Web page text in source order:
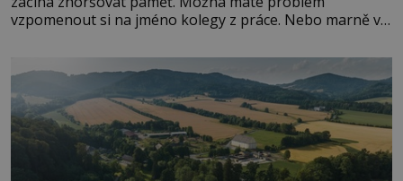
vzpomenout si na jméno kolegy z práce. Nebo marně v
Je to opravdu tak, s věkem jako kdyby se paměť
rozhodla stávkovat. Cvičte